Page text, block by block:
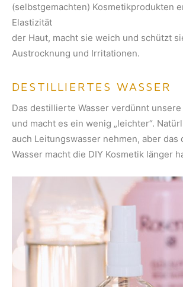
(selbstgemachten) Kosmetikprodukten
Elastizität
der Haut, macht sie weich und schützt
Austrocknung und Irritationen.
DESTILLIERTES WASSER
Das destillierte Wasser verdünnt
und macht es ein wenig „leichter“.
auch Leitungswasser nehmen, aber
Wasser macht die DIY Kosmetik länger